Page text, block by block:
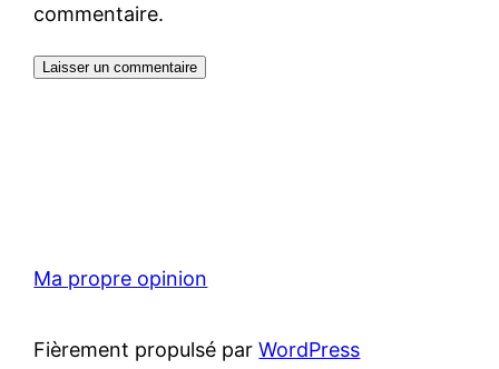
commentaire.
Ma propre opinion
Fièrement propulsé parWordPress